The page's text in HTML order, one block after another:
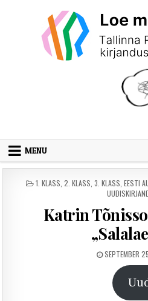
MENU
POSTED IN
1. KLASS 2. KLASS 3. KLASS EESTI
Katrin
PUBLISHED
SEPTEMBER